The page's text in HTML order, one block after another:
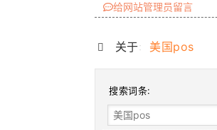
给网站管理员留言
关于: 美国pos
搜索词条: